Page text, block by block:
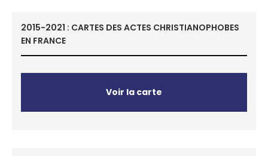
2015-2021 : CARTES DES ACTES CHRISTIANOPHOBES
EN FRANCE
Voir la carte